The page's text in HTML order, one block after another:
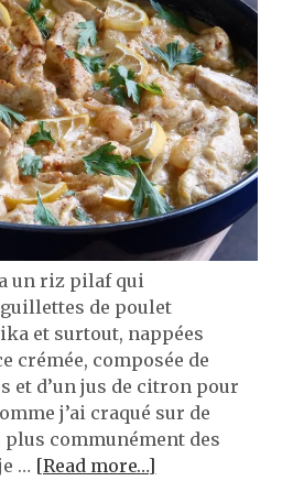
un riz pilaf qui
de poulet
et surtout, nappées
crémée, composée de
et d’un jus de citron pour
j’ai craqué sur de
communément des
… [Read more…]